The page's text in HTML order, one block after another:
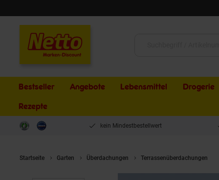
Bestseller Angebote Lebensmittel Drogerie
Rezepte
kein Mindestbestellwert
Startseite Garten Überdachungen Terrassenüberdachungen